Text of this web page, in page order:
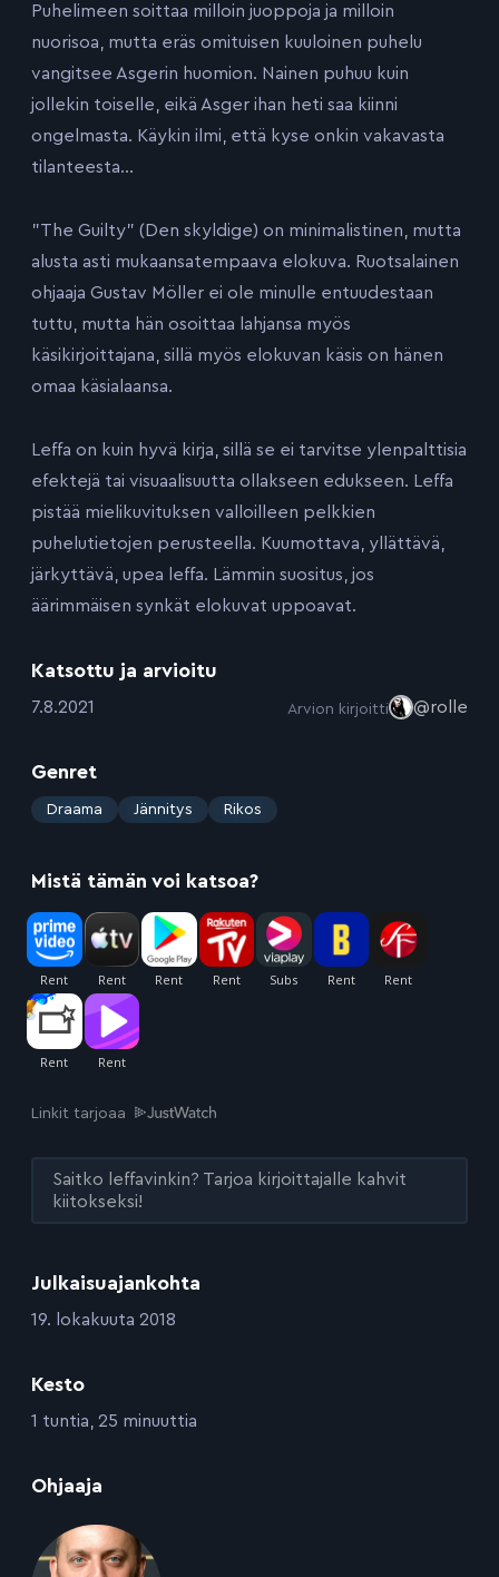
Julkaisuajankohta
:19. lokakuuta 2018
Kesto
:1 tuntia, 25 minuuttia
Ohjaaja
Puhelimeen soittaa milloin juoppoja ja milloin
nuorisoa, mutta eräs omituisen kuuloinen puhelu
vangitsee Asgerin huomion. Nainen puhuu kuin
jollekin toiselle, eikä Asger ihan heti saa kiinni
ongelmasta. Käykin ilmi, että kyse onkin vakavasta
tilanteesta…
”The Guilty” (Den skyldige) on minimalistinen, mutta
alusta asti mukaansatempaava elokuva. Ruotsalainen
ohjaaja Gustav Möller ei ole minulle entuudestaan
tuttu, mutta hän osoittaa lahjansa myös
käsikirjoittajana, sillä myös elokuvan käsis on hänen
omaa käsialaansa.
Leffa on kuin hyvä kirja, sillä se ei tarvitse ylenpalttisia
efektejä tai visuaalisuutta ollakseen edukseen. Leffa
pistää mielikuvituksen valloilleen pelkkien
puhelutietojen perusteella. Kuumottava, yllättävä,
järkyttävä, upea leffa. Lämmin suositus, jos
äärimmäisen synkät elokuvat uppoavat.
Katsottu ja arvioitu
:7.8.2021 Arvion kirjoitti @rolle
Genret
: Draama Jännitys Rikos
Mistä tämän voi katsoa?
Linkit tarjoaa
Saitko leffavinkin? Tarjoa kirjoittajalle kahvit
kiitokseksi!